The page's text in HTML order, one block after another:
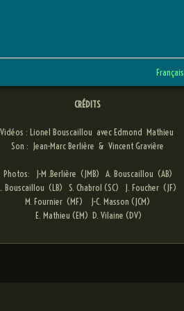
Français
CRÉDITS
Vidéos : Lionel Bouscaillou avec Edmond Mathieu
Son : Jean-Marc Berlière & Vincent Gravière
Photos: J-M .Berlière (JMB) A. Bouscaillou (AB)
Bouscaillou (LB) S. Chabrol (SC) J. Foucher (JF)
M. Fournier (MF) J-C. Masson (JCM)
E. Mathieu (EM) D. Vilaine (DV)